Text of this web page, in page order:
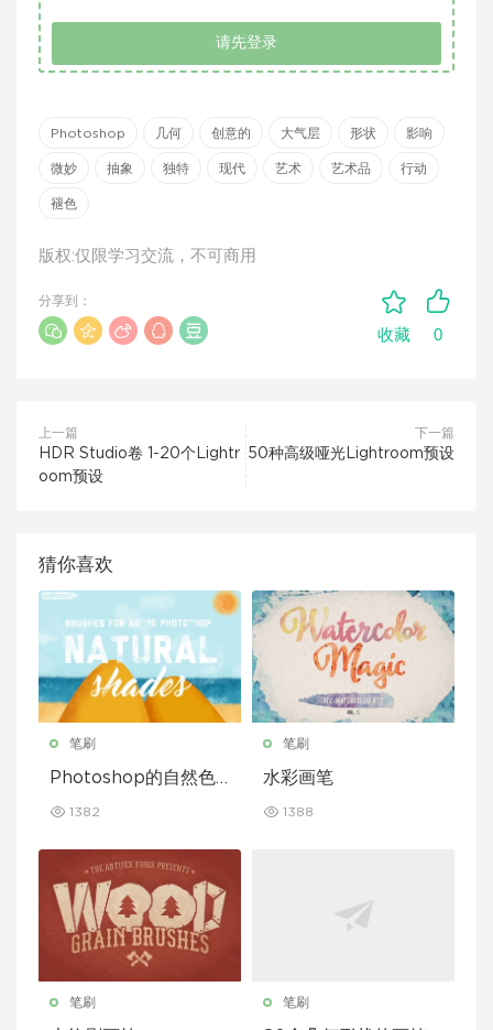
请先登录
Photoshop 几何 创意的 大气层 形状 影响
微妙 抽象 独特 现代 艺术 艺术品 行动
褪色
版权:仅限学习交流，不可商用
收藏 0
分享到：
上一篇
HDR Studio卷 1-20个Lightr
oom预设
下一篇
50种高级哑光Lightroom预设
猜你喜欢
笔刷
Photoshop的自然色
1382
笔刷
水彩画笔
1388
笔刷 笔刷